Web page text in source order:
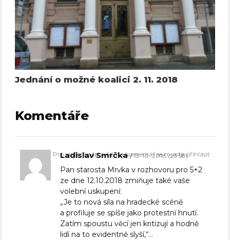
Jednání o možné koalici 2. 11. 2018
Komentáře
Ladislav Smrčka 13. 10. 2018 (23:58)
Pan starosta Mrvka v rozhovoru pro 5+2
ze dne 12.10.2018 zmiňuje také vaše
volební uskupení:
„Je to nová síla na hradecké scéně
a profiluje se spíše jako protestní hnutí.
Zatím spoustu věcí jen kritizují a hodně
lidí na to evidentně slyší,“…
Pro vložení odpovědi na komentář se musíte přihlásit